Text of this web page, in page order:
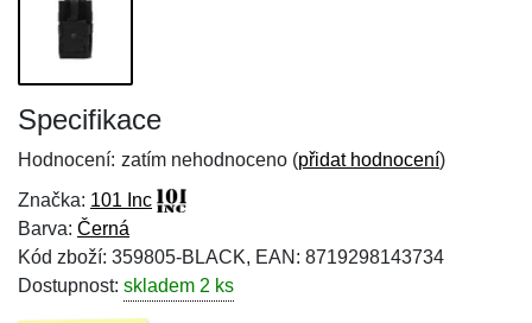
Specifikace
Hodnocení: zatím nehodnoceno (přidat hodnocení)
Značka: 101 Inc
Barva: Černá
Kód zboží: 359805-BLACK, EAN: 8719298143734
Dostupnost: skladem 2 ks